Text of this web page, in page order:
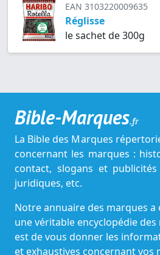
EAN 3103220009635
Réglisse
le sachet de 300g
Bible-Marques.fr
La Bible des Marques
concernant les marques :
contact, slogans et
juridiques, etc.
Notre annuaire des marques a
une véritable encyclopédie
est de vous donner les
et exhaustives concernant vos